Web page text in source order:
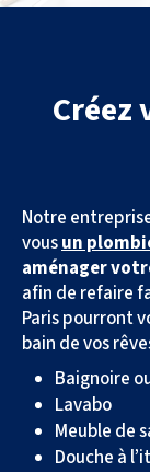
Créez
Notre
vousun
aménager
afin de refaire
Paris pourront
bain de vos
Baignoire
Lavabo
Meuble de
Douche à